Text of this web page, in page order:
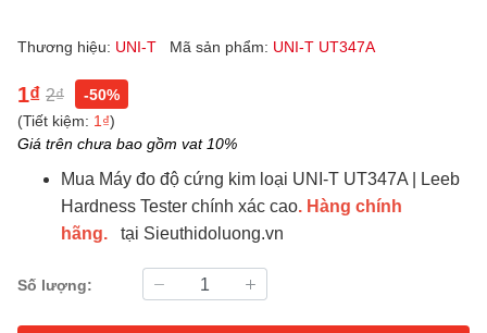
Thương hiệu: UNI-T Mã sản phẩm: UNI-T UT347A
1₫ 2₫
-50%
(Tiết kiệm: 1₫)
Giá trên chưa bao gồm vat 10%
Mua Máy đo độ cứng kim loại UNI-T UT347A | Leeb
Hardness Tester chính xác cao. Hàng chính
hãng.
tại Sieuthidoluong.vn
Số lượng: